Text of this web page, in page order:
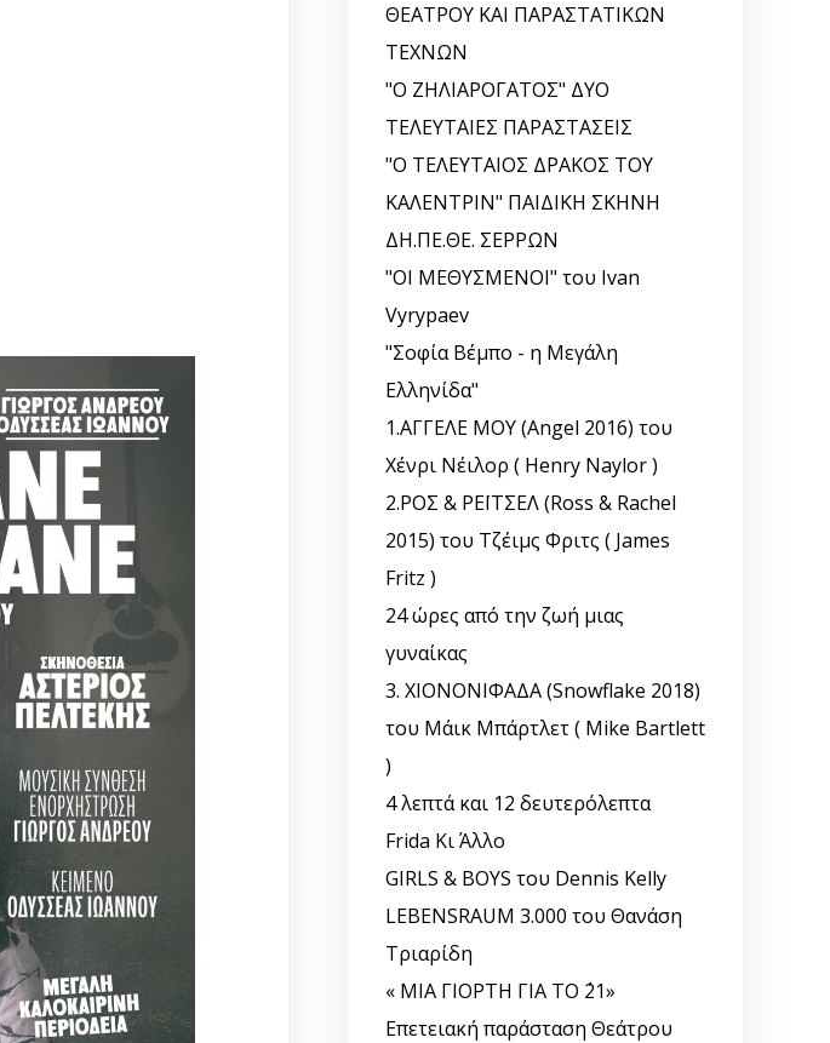
ΘΕΑΤΡΟΥ ΚΑΙ ΠΑΡΑΣΤΑΤΙΚΩΝ
ΤΕΧΝΩΝ
"Ο ΖΗΛΙΑΡΟΓΑΤΟΣ" ΔΥΟ
ΤΕΛΕΥΤΑΙΕΣ ΠΑΡΑΣΤΑΣΕΙΣ
"Ο ΤΕΛΕΥΤΑΙΟΣ ΔΡΑΚΟΣ ΤΟΥ
ΚΑΛΕΝΤΡΙΝ" ΠΑΙΔΙΚΗ ΣΚΗΝΗ
ΔΗ.ΠΕ.ΘΕ. ΣΕΡΡΩΝ
"ΟΙ ΜΕΘΥΣΜΕΝΟΙ" του Ivan
Vyrypaev
"Σοφία Βέμπο - η Μεγάλη
Ελληνίδα"
1.ΑΓΓΕΛΕ ΜΟΥ (Angel 2016) του
Χένρι Νέιλορ ( Henry Naylor )
2.ΡΟΣ & ΡΕΪΤΣΕΛ (Ross & Rachel
2015) του Τζέιμς Φριτς ( James
Fritz )
24 ώρες από την ζωή μιας
γυναίκας
3. ΧΙΟΝΟΝΙΦΑΔΑ (Snowflake 2018)
του Μάικ Μπάρτλετ ( Mike Bartlett
)
4 λεπτά και 12 δευτερόλεπτα
Frida Κι Άλλο
GIRLS & BOYS του Dennis Kelly
LEBENSRAUM 3.000 του Θανάση
Τριαρίδη
« ΜΙΑ ΓΙΟΡΤΗ ΓΙΑ ΤΟ ΄21»
Επετειακή παράσταση Θεάτρου